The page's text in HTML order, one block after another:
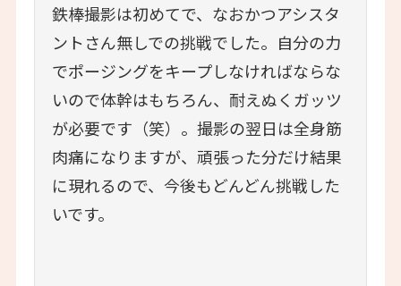
鉄棒撮影は初めてで、なおかつアシスタ
ントさん無しでの挑戦でした。自分の力
でポージングをキープしなければならな
いので体幹はもちろん、耐えぬくガッツ
が必要です（笑）。撮影の翌日は全身筋
肉痛になりますが、頑張った分だけ結果
に現れるので、今後もどんどん挑戦した
いです。